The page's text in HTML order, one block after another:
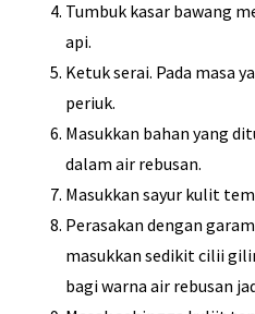
Tumbuk kasar bawang
api.
Ketuk serai. Pada masa
periuk.
Masukkan bahan yang
dalam air rebusan.
Masukkan sayur kulit
Perasakan dengan
masukkan sedikit cilii
bagi warna air rebusan